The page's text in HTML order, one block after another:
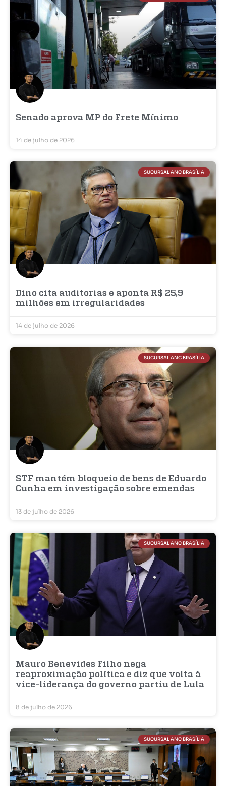
Senado aprova MP do Frete Mínimo
14 de julho de 2026
SUCURSAL ANC BRASÍLIA
Dino cita auditorias e aponta R$ 25,9
milhões em irregularidades
14 de julho de 2026
SUCURSAL ANC BRASÍLIA
STF mantém bloqueio de bens de Eduardo
Cunha em investigação sobre emendas
13 de julho de 2026
SUCURSAL ANC BRASÍLIA
Mauro Benevides Filho nega
reaproximação política e diz que volta à
vice-liderança do governo partiu de Lula
8 de julho de 2026
SUCURSAL ANC BRASÍLIA